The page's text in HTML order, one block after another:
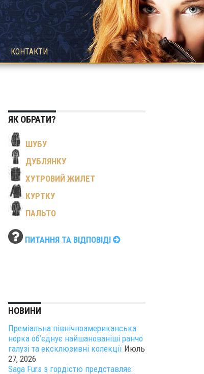
КОНТАКТИ
ЯК ОБРАТИ?
ШУБУ
ДУБЛЯНКУ
ХУТРОВИЙ ЖИЛЕТ
КУРТКУ
ПАЛЬТО
ПИТАННЯ ТА ВІДПОВІДІ
НОВИНИ
Преміальна північноамериканська
норка об’єднує найшанованіші ранчо
галузі та ексклюзивні колекції Июль
27, 2026
Saga Furs з гордістю представляє: